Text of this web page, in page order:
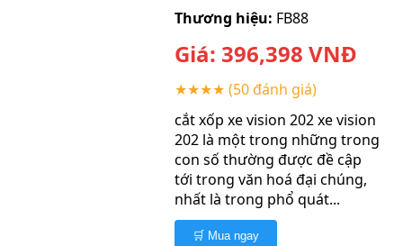
Thương hiệu: FB88
Giá: 396,398 VNĐ
★★★★ (50 đánh giá)
cắt xốp xe vision 202 xe vision
202 là một trong những trong
con số thường được đề cập
tới trong văn hoá đại chúng,
nhất là trong phổ quát...
🛒 Mua ngay